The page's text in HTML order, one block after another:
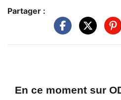
Partager :
En ce moment sur